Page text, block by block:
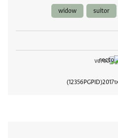
suitor
widow
2017
PGPID
12356